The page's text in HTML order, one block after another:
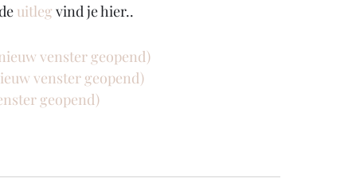
uitleg vind je hier..
venster geopend)
venster geopend)
geopend)